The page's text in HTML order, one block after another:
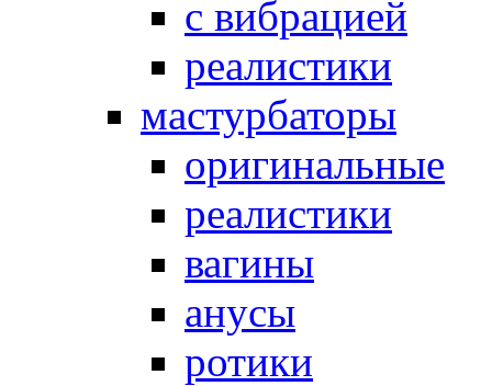
с вибрацией
реалистики
мастурбаторы
оригинальные
реалистики
вагины
анусы
ротики